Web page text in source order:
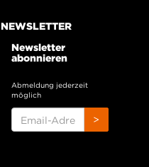
NEWSLETTER
Newsletter
abonnieren
Abmeldung jederzeit
möglich
ADRESSE
>